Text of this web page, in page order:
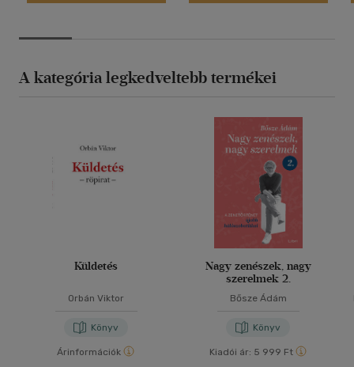
A kategória legkedveltebb termékei
Küldetés
Orbán Viktor
Könyv
Árinformációk
Nagy zenészek, nagy
szerelmek 2.
Bősze Ádám
Könyv
Kiadói ár: 5 999 Ft